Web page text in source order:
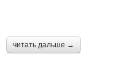
читать дальше →